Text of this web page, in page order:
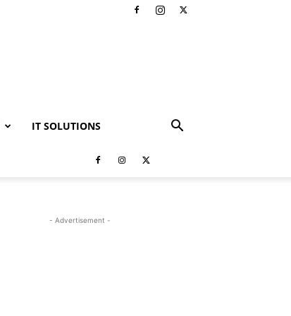
IT SOLUTIONS
- Advertisement -